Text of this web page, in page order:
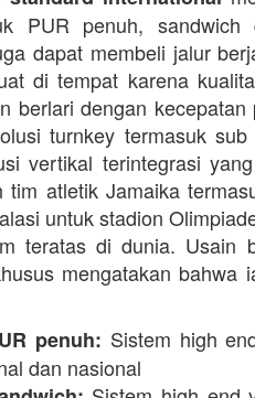
PUR penuh, sandwich
dapat membeli jalur
di tempat karena
berlari dengan
turnkey termasuk
vertikal terintegrasi
tim atletik Jamaika
untuk stadion
teratas di dunia. Usain
mengatakan bahwa
penuh: Sistem high
dan nasional